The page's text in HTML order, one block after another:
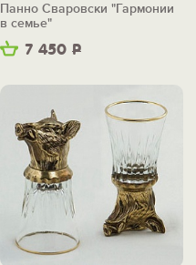
7 450 Р
Панно Сваровски "Гармонии
в семье"